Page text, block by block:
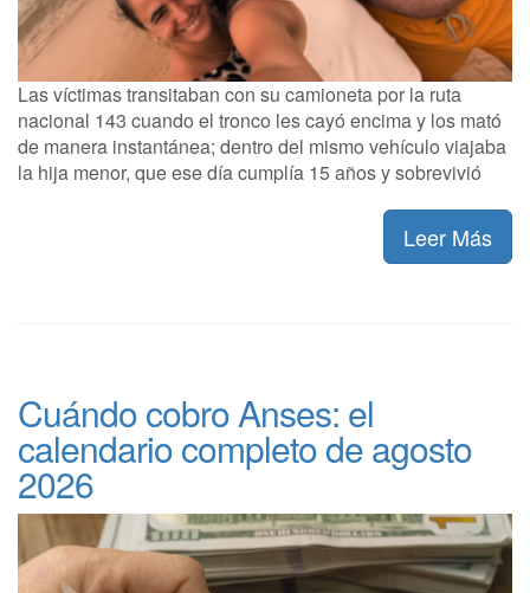
Las víctimas transitaban con su camioneta por la ruta
nacional 143 cuando el tronco les cayó encima y los mató
de manera instantánea; dentro del mismo vehículo viajaba
la hija menor, que ese día cumplía 15 años y sobrevivió
Leer Más
Cuándo cobro Anses: el
calendario completo de agosto
2026